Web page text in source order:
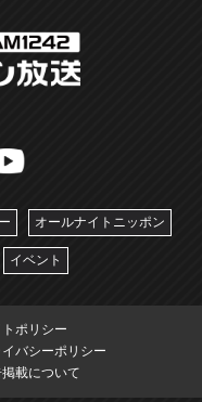
オールナイトニッポン
イベント
ポリシー
イバシーポリシー
掲載について